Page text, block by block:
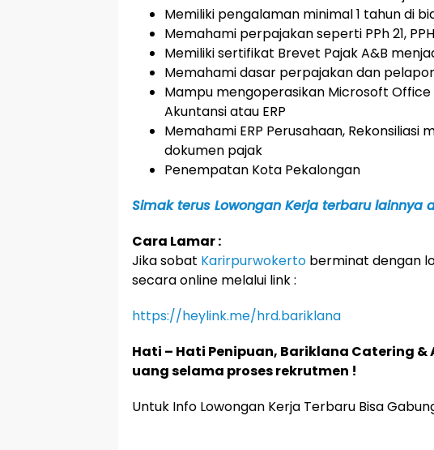
Memiliki pengalaman minimal 1 tahun di
Memahami perpajakan seperti PPh 21,
Memiliki sertifikat Brevet Pajak A&B
Memahami dasar perpajakan dan
Mampu mengoperasikan Microsoft
Akuntansi atau ERP
Memahami ERP Perusahaan, Rekonsiliasi
dokumen pajak
Penempatan Kota Pekalongan
Simak terus Lowongan Kerja terbaru lainnya
Cara Lamar :
Jika sobat Karirpurwokerto berminat dengan
secara online melalui link :
https://heylink.me/hrd.bariklana
Hati – Hati Penipuan, Bariklana Catering
uang selama proses rekrutmen !
Untuk Info Lowongan Kerja Terbaru Bisa